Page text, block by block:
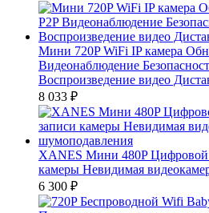
Мини 720P WiFi IP камера
Видеонаблюдение
Воспроизведение видео
8 033 ₽
XANES Мини 480P Цифровой
камеры Невидимая
6 300 ₽